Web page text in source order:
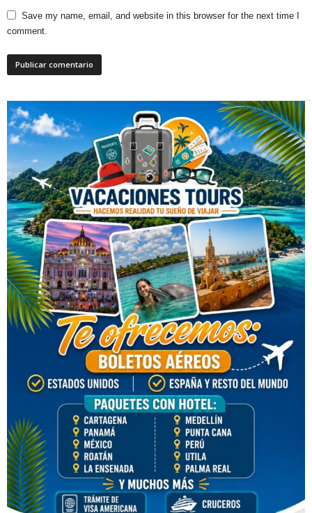
Save my name, email, and website in this browser for the next time I
comment.